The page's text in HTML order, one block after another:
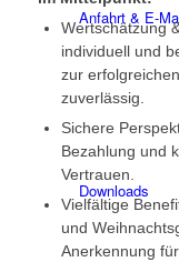
Anfahrt & E-
Downloads
Wertschätzung
individuell und
zur
zuverlässig.
Sichere
Bezahlung und
Vertrauen.
Vielfältige
und
Anerkennung